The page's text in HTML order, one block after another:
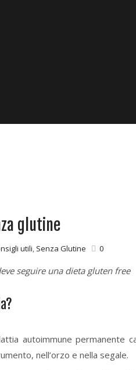
glutine
utili, Senza Glutine 0
seguire una dieta gluten free
autoimmune permanente
nell’orzo e nella segale.